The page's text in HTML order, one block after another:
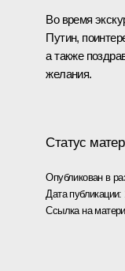
Во время
Путин,
а также
желания.
Статус
Опубликован в
Дата публикации:
Ссылка на